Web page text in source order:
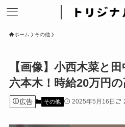
ホーム その他
【画像】小西木菜と
六本木！時給20万円の
広告 その他 2025年5月16日